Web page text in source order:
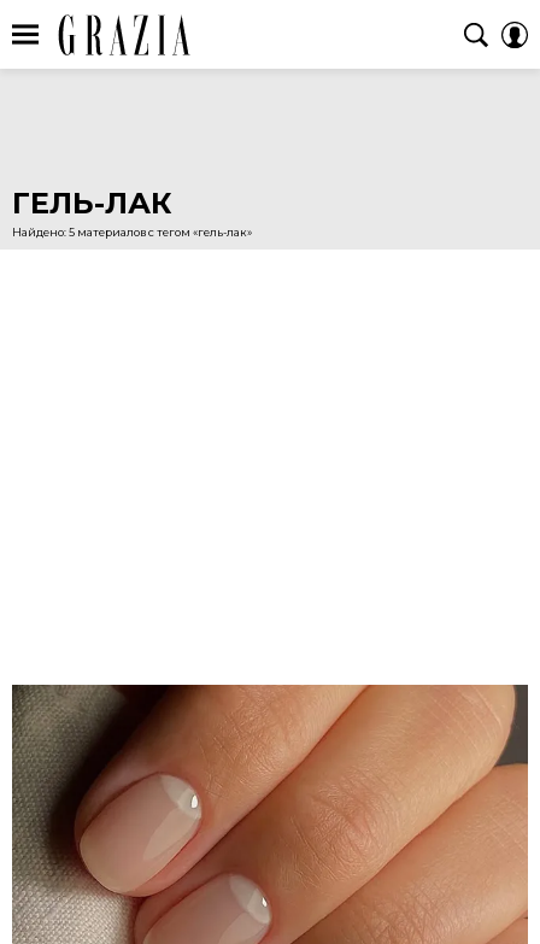
ГЕЛЬ-ЛАК
Найдено: 5 материалов с тегом «гель-лак»